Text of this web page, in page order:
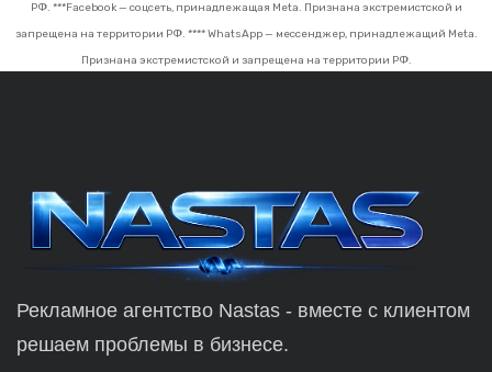
РФ. ***Facebook — соцсеть, принадлежащая Meta. Признана экстремистской и
запрещена на территории РФ. **** WhatsApp — мессенджер, принадлежащий Meta.
Признана экстремистской и запрещена на территории РФ.
Рекламное агентство Nastas - вместе с клиентом
решаем проблемы в бизнесе.